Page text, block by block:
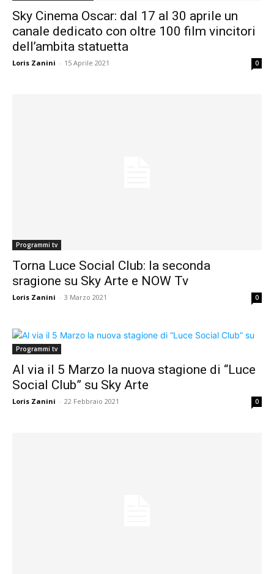
Sky Cinema Oscar: dal 17 al 30 aprile un
canale dedicato con oltre 100 film vincitori
dell’ambita statuetta
Loris Zanini - 15 Aprile 2021 0
Programmi tv
Torna Luce Social Club: la seconda
sragione su Sky Arte e NOW Tv
Loris Zanini - 3 Marzo 2021 0
Programmi tv
Al via il 5 Marzo la nuova stagione di “Luce
Social Club” su Sky Arte
Loris Zanini - 22 Febbraio 2021 0